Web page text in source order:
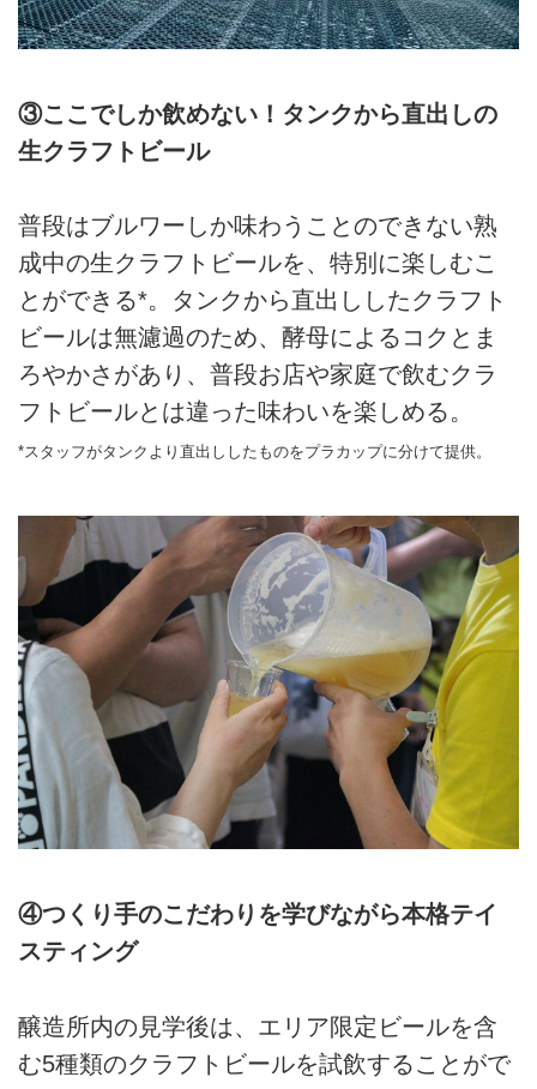
③ここでしか飲めない！タンクから直出しの
生クラフトビール
普段はブルワーしか味わうことのできない熟
成中の生クラフトビールを、特別に楽しむこ
とができる*。タンクから直出ししたクラフト
ビールは無濾過のため、酵母によるコクとま
ろやかさがあり、普段お店や家庭で飲むクラ
フトビールとは違った味わいを楽しめる。
*スタッフがタンクより直出ししたものをプラカップに分けて提供。
④つくり手のこだわりを学びながら本格テイ
スティング
醸造所内の見学後は、エリア限定ビールを含
む5種類のクラフトビールを試飲することがで